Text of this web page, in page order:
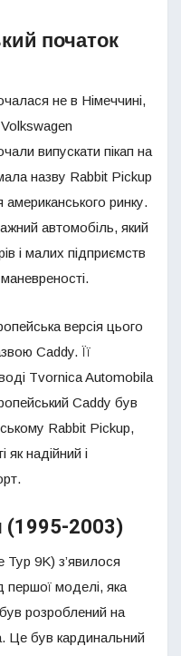
початок
не в Німеччині,
випускати пікап на
назву Rabbit Pickup
ринку.
автомобіль, який
і малих підприємств
версія цього
Caddy. Її
Tvornica Automobila
Caddy був
Rabbit Pickup,
надійний і
(1995-2003)
Typ 9K) з’явилося
першої моделі, яка
розроблений на
Це був кардинальний